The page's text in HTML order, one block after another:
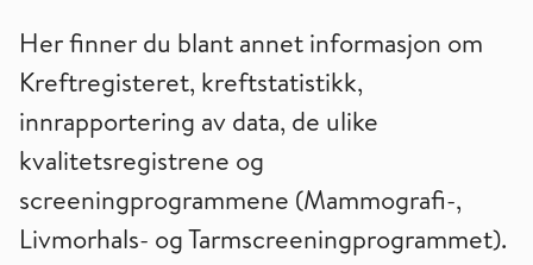
Her finner du blant annet informasjon om
Kreftregisteret, kreftstatistikk,
innrapportering av data, de ulike
kvalitetsregistrene og
screeningprogrammene (Mammografi-,
Livmorhals- og Tarmscreeningprogrammet).